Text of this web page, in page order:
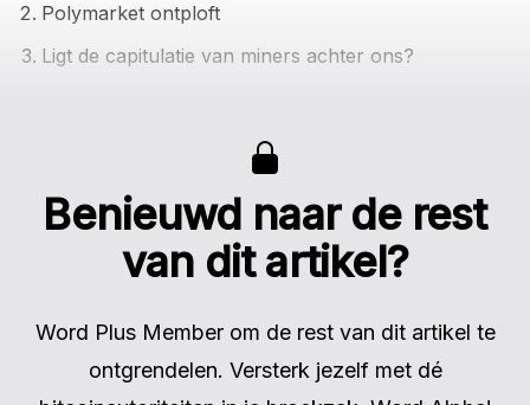
Polymarket ontploft
Ligt de capitulatie van miners achter ons?
Benieuwd naar de rest
van dit artikel?
Word Plus Member om de rest van dit artikel te
ontgrendelen. Versterk jezelf met dé